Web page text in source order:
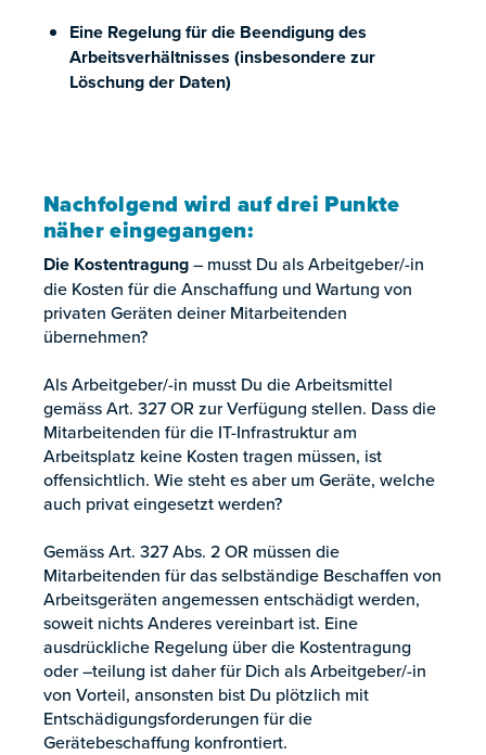
Eine Regelung für die Beendigung des
Arbeitsverhältnisses (insbesondere zur
Löschung der Daten)
Nachfolgend wird auf drei Punkte
näher eingegangen:
Die Kostentragung– musst Du als Arbeitgeber/-in
die Kosten für die Anschaffung und Wartung von
privaten Geräten deiner Mitarbeitenden
übernehmen?
Als Arbeitgeber/-in musst Du die Arbeitsmittel
gemäss Art. 327 OR zur Verfügung stellen. Dass die
Mitarbeitenden für die IT-Infrastruktur am
Arbeitsplatz keine Kosten tragen müssen, ist
offensichtlich. Wie steht es aber um Geräte, welche
auch privat eingesetzt werden?
Gemäss Art. 327 Abs. 2 OR müssen die
Mitarbeitenden für das selbständige Beschaffen von
Arbeitsgeräten angemessen entschädigt werden,
soweit nichts Anderes vereinbart ist. Eine
ausdrückliche Regelung über die Kostentragung
oder –teilung ist daher für Dich als Arbeitgeber/-in
von Vorteil, ansonsten bist Du plötzlich mit
Entschädigungsforderungen für die
Gerätebeschaffung konfrontiert.